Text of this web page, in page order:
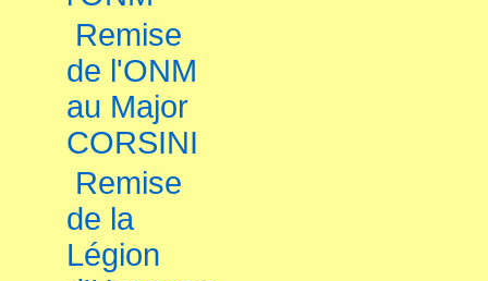
Remise
de l'ONM
au Major
CORSINI
Remise
de la
Légion